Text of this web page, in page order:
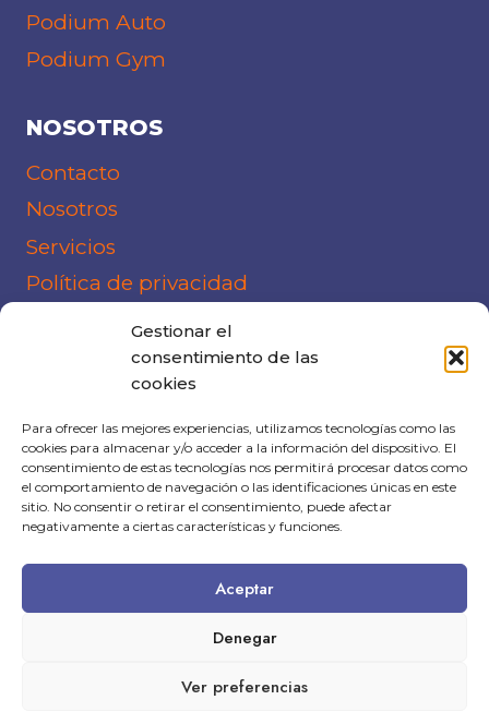
Gestionar el
consentimiento de las
cookies
Para ofrecer las mejores experiencias, utilizamos tecnologías como las
cookies para almacenar y/o acceder a la información del dispositivo. El
consentimiento de estas tecnologías nos permitirá procesar datos como
el comportamiento de navegación o las identificaciones únicas en este
sitio. No consentir o retirar el consentimiento, puede afectar
negativamente a ciertas características y funciones.
Aceptar
Denegar
Ver preferencias
Podium Auto
Podium Gym
NOSOTROS
Contacto
Nosotros
Servicios
Política de privacidad
Política de cookies
CONTÁCTANOS
936 39 06 69
info@andrac.net
© 2026 Andrac Computing - Todos los